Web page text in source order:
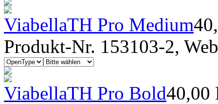
ViabellaTH Pro Medium
Produkt-Nr. 153103-2,
ViabellaTH Pro Bold40,00